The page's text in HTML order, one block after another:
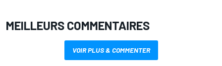
MEILLEURS COMMENTAIRES
VOIR PLUS & COMMENTER